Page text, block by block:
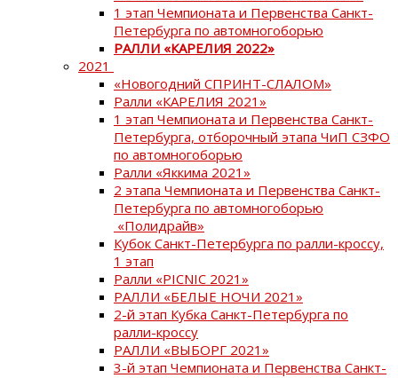
1 этап Чемпионата и Первенства Санкт-
Петербурга по автомногоборью
РАЛЛИ «КАРЕЛИЯ 2022»
2021
«Новогодний СПРИНТ-СЛАЛОМ»
Ралли «КАРЕЛИЯ 2021»
1 этап Чемпионата и Первенства Санкт-
Петербурга, отборочный этапа ЧиП СЗФО
по автомногоборью
Ралли «Яккима 2021»
2 этапа Чемпионата и Первенства Санкт-
Петербурга по автомногоборью
«Полидрайв»
Кубок Санкт-Петербурга по ралли-кроссу,
1 этап
Ралли «PICNIC 2021»
РАЛЛИ «БЕЛЫЕ НОЧИ 2021»
2-й этап Кубка Санкт-Петербурга по
ралли-кроссу
РАЛЛИ «ВЫБОРГ 2021»
3-й этап Чемпионата и Первенства Санкт-